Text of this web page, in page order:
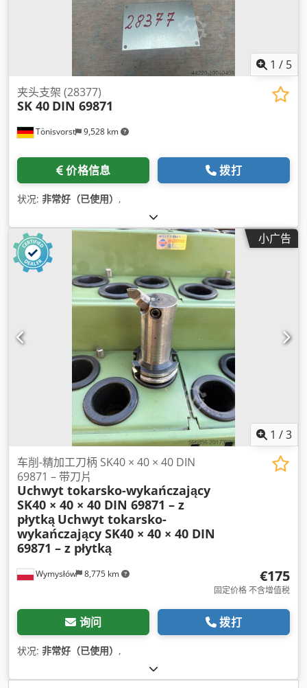
1 / 5
Tönisvorst 9,528 km
夹头支架 (28377)
SK 40 DIN 69871
价格信息 拨打
状况: 非常好（已使用） ,
小广告
1 /3
Wymysłów 8,775 km
车削-精加工刀柄 SK40 × 40 × 40 DIN
69871 – 带刀片
Uchwyt tokarsko-wykańczający
SK40 × 40 × 40 DIN 69871 – z
płytką Uchwyt tokarsko-
wykańczający SK40 × 40 × 40 DIN
69871 – z płytką
€175
固定价格 不含增值税
询问 拨打
状况: 非常好（已使用） ,